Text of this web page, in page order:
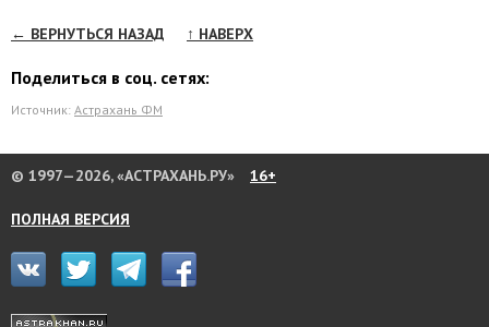
← ВЕРНУТЬСЯ НАЗАД ↑ НАВЕРХ
Поделиться в соц. сетях:
Источник: Астрахань ФМ
© 1997—2026, «АСТРАХАНЬ.РУ» 16+
ПОЛНАЯ ВЕРСИЯ